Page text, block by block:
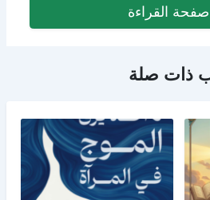
صفحة القراءة
ذات صلة